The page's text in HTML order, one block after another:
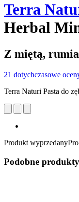
Terra
Herbal
Z miętą,
21 dotychczasowe
Terra Naturi Pasta do
Produkt wyprzedany
Podobne produkty